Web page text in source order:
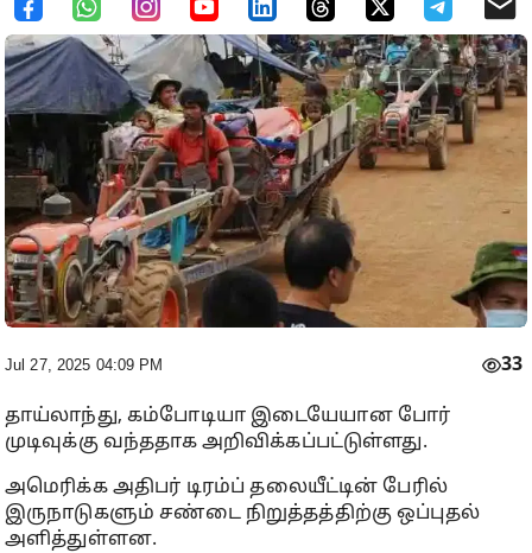
Jul 27, 2025 04:09 PM 33
தாய்லாந்து, கம்போடியா இடையேயான போர்
முடிவுக்கு வந்ததாக அறிவிக்கப்பட்டுள்ளது.
அமெரிக்க அதிபர் டிரம்ப் தலையீட்டின் பேரில்
இருநாடுகளும் சண்டை நிறுத்தத்திற்கு ஒப்புதல்
அளித்துள்ளன.